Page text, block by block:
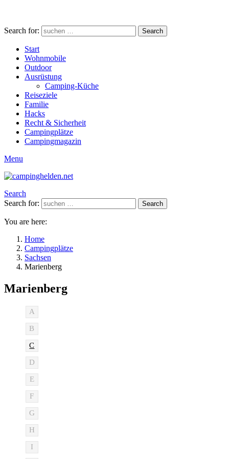
Search for: Search
Start
Wohnmobile
Outdoor
Ausrüstung
Camping-Küche
Reiseziele
Familie
Hacks
Recht & Sicherheit
Campingplätze
Campingmagazin
Menu
Search
Search for:
Search
You are here:
Home
Campingplätze
Sachsen
Marienberg
Marienberg
A
B
C
D
E
F
G
H
I